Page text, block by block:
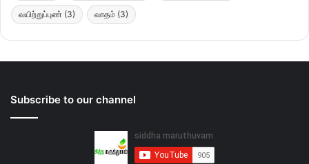
வயிற்றுப்புண் (3) வாதம் (3)
Subscribe to our channel